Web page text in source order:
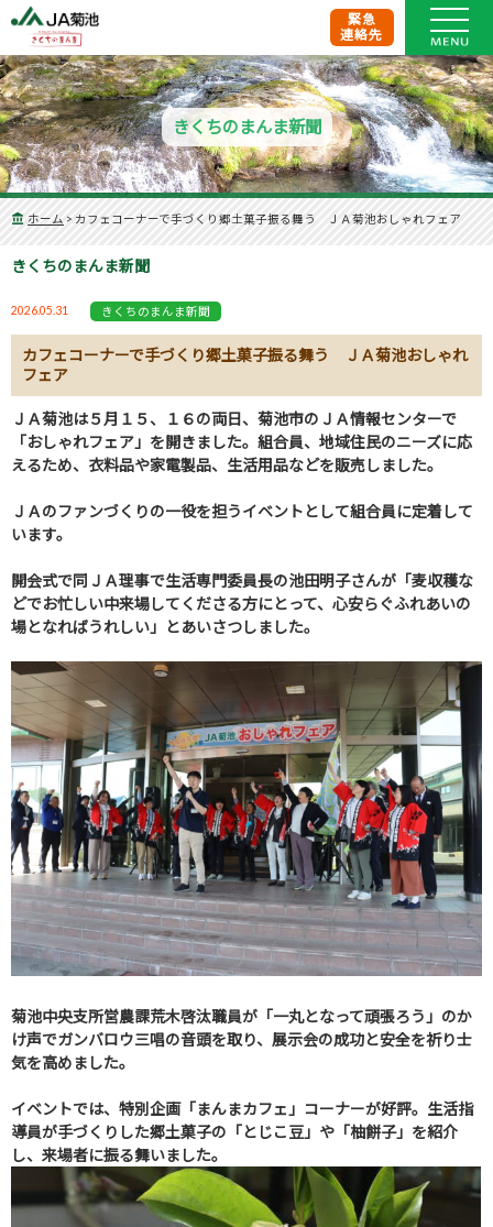
緊急
連絡先
きくちのまんま新聞
ホーム > カフェコーナーで手づくり郷土菓子振る舞う ＪＡ菊池おしゃれフェア
きくちのまんま新聞
2026.05.31 きくちのまんま新聞
カフェコーナーで手づくり郷土菓子振る舞う ＪＡ菊池おしゃれ
フェア
ＪＡ菊池は５月１５、１６の両日、菊池市のＪＡ情報センターで
「おしゃれフェア」を開きました。組合員、地域住民のニーズに応
えるため、衣料品や家電製品、生活用品などを販売しました。
ＪＡのファンづくりの一役を担うイベントとして組合員に定着して
います。
開会式で同ＪＡ理事で生活専門委員長の池田明子さんが「麦収穫な
どでお忙しい中来場してくださる方にとって、心安らぐふれあいの
場となればうれしい」とあいさつしました。
菊池中央支所営農課荒木啓汰職員が「一丸となって頑張ろう」のか
け声でガンバロウ三唱の音頭を取り、展示会の成功と安全を祈り士
気を高めました。
イベントでは、特別企画「まんまカフェ」コーナーが好評。生活指
導員が手づくりした郷土菓子の「とじこ豆」や「柚餅子」を紹介
し、来場者に振る舞いました。